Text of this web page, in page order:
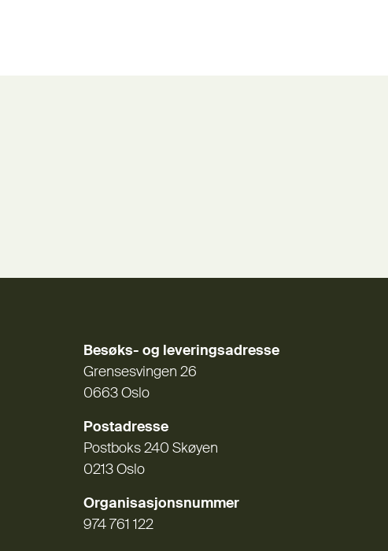
Besøks- og leveringsadresse
Grensesvingen 26
0663 Oslo
Postadresse
Postboks 240 Skøyen
0213 Oslo
Organisasjonsnummer
974 761 122